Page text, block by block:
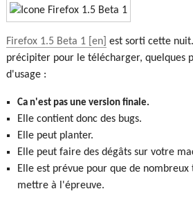
Firefox 1.5 Beta 1
est sorti cette
précipiter pour le télécharger, quelques
d'usage :
Ca n'est pas une version finale.
Elle contient donc des bugs.
Elle peut planter.
Elle peut faire des dégâts sur votre
Elle est prévue pour que de nombreux
mettre à l'épreuve.